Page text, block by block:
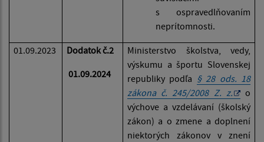
s ospravedlňovaním
neprítomnosti.
01.09.2023
Dodatok č.2
01.09.2024
Ministerstvo školstva, vedy,
výskumu a športu Slovenskej
republiky podľa § 28 ods. 18
zákona č. 245/2008 Z. z.
o
výchove a vzdelávaní (školský
zákon) a o zmene a doplnení
niektorých zákonov v znení